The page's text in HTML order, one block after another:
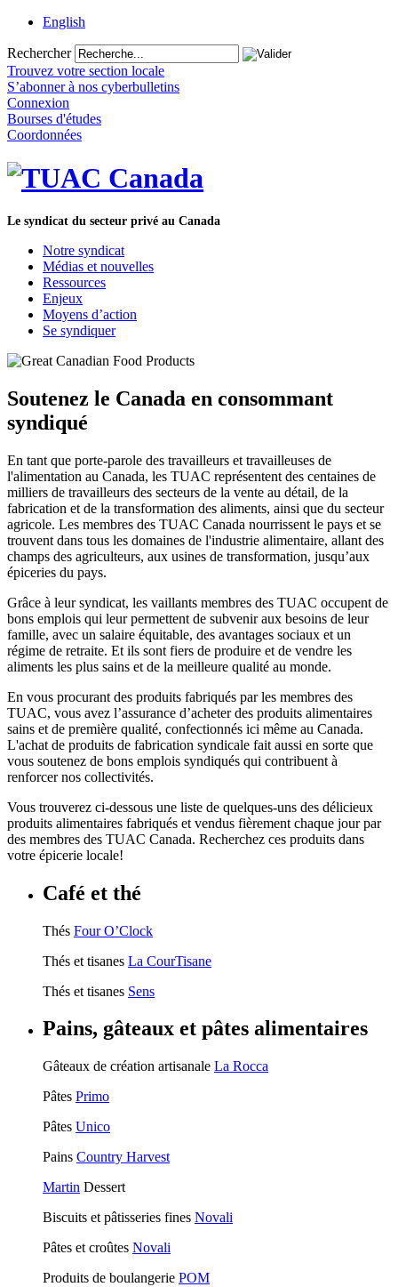
English
Rechercher
Trouvez votre section locale
S’abonner à nos cyberbulletins
Connexion
Bourses d'études
Coordonnées
Le syndicat du secteur privé au Canada
Notre syndicat
Médias et nouvelles
Ressources
Enjeux
Moyens d’action
Se syndiquer
Soutenez le Canada en consommant
syndiqué
En tant que porte-parole des travailleurs et travailleuses de
l'alimentation au Canada, les TUAC représentent des centaines de
milliers de travailleurs des secteurs de la vente au détail, de la
fabrication et de la transformation des aliments, ainsi que du secteur
agricole. Les membres des TUAC Canada nourrissent le pays et se
trouvent dans tous les domaines de l'industrie alimentaire, allant des
champs des agriculteurs, aux usines de transformation, jusqu’aux
épiceries du pays.
Grâce à leur syndicat, les vaillants membres des TUAC occupent de
bons emplois qui leur permettent de subvenir aux besoins de leur
famille, avec un salaire équitable, des avantages sociaux et un
régime de retraite. Et ils sont fiers de produire et de vendre les
aliments les plus sains et de la meilleure qualité au monde.
En vous procurant des produits fabriqués par les membres des
TUAC, vous avez l’assurance d’acheter des produits alimentaires
sains et de première qualité, confectionnés ici même au Canada.
L'achat de produits de fabrication syndicale fait aussi en sorte que
vous soutenez de bons emplois syndiqués qui contribuent à
renforcer nos collectivités.
Vous trouverez ci-dessous une liste de quelques-uns des délicieux
produits alimentaires fabriqués et vendus fièrement chaque jour par
des membres des TUAC Canada. Recherchez ces produits dans
votre épicerie locale!
Café et thé
Thés Four O’Clock
Thés et tisanes La CourTisane
Thés et tisanes Sens
Pains, gâteaux et pâtes alimentaires
Gâteaux de création artisanale La Rocca
Pâtes Primo
Pâtes Unico
Pains Country Harvest
Martin Dessert
Biscuits et pâtisseries fines Novali
Pâtes et croûtes Novali
Produits de boulangerie POM